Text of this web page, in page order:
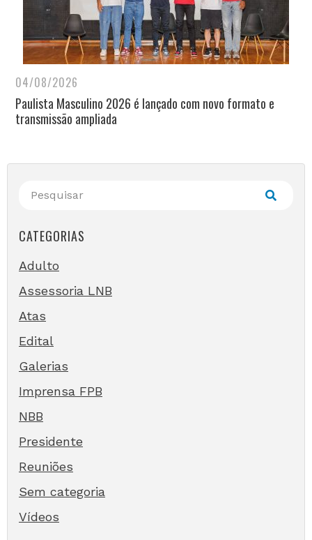
04/08/2026
Paulista Masculino 2026 é lançado com novo formato e
transmissão ampliada
CATEGORIAS
Adulto
Assessoria LNB
Atas
Edital
Galerias
Imprensa FPB
NBB
Presidente
Reuniões
Sem categoria
Vídeos